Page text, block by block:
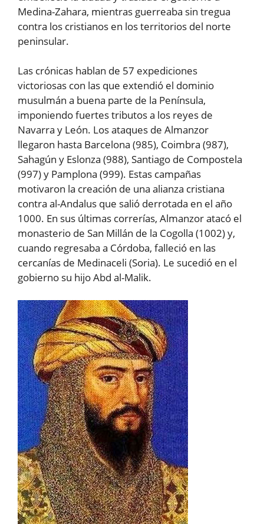
Medina-Zahara, mientras guerreaba sin tregua
contra los cristianos en los territorios del norte
peninsular.
Las crónicas hablan de 57 expediciones
victoriosas con las que extendió el dominio
musulmán a buena parte de la Península,
imponiendo fuertes tributos a los reyes de
Navarra y León. Los ataques de Almanzor
llegaron hasta Barcelona (985), Coimbra (987),
Sahagún y Eslonza (988), Santiago de Compostela
(997) y Pamplona (999). Estas campañas
motivaron la creación de una alianza cristiana
contra al-Andalus que salió derrotada en el año
1000. En sus últimas correrías, Almanzor atacó el
monasterio de San Millán de la Cogolla (1002) y,
cuando regresaba a Córdoba, falleció en las
cercanías de Medinaceli (Soria). Le sucedió en el
gobierno su hijo Abd al-Malik.